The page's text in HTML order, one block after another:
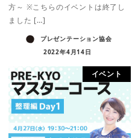
方～ ※こちらのイベントは終了し
ました […]
プレゼンテーション協会
2022年4月14日
イベント